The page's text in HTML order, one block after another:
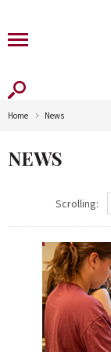
Home News
NEWS
Scrolling: